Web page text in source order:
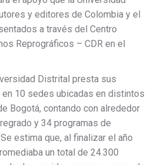
y editores de Colombia y el
a través del Centro
Reprográficos – CDR en el
Distrital presta sus
10 sedes ubicadas en distintos
Bogotá, contando con alrededor
y 34 programas de
Se estima que, al finalizar el año
un total de 24.300